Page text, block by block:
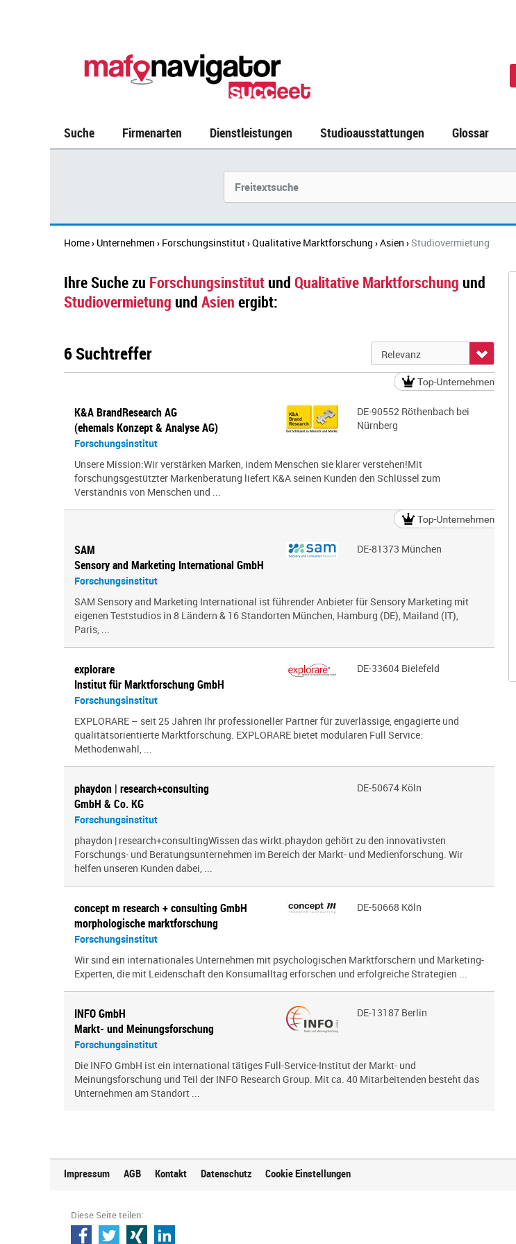
Suche Firmenarten Dienstleistungen Studioausstattungen Glossar
Home› Unternehmen › Forschungsinstitut›Qualitative Marktforschung ›Asien ›Studiovermietung
Ihre Suche zu Forschungsinstitutund Qualitative Marktforschung und
Studiovermietung und Asien ergibt:
6 Suchtreffer
K&A BrandResearch AG
(ehemals Konzept & Analyse AG)
Forschungsinstitut
DE-90552 Röthenbach bei
Nürnberg
Unsere Mission:Wir verstärken Marken, indem Menschen sie klarer verstehen!Mit
forschungsgestützter Markenberatung liefert K&A seinen Kunden den Schlüssel zum
Verständnis von Menschen und ...
SAM
Sensory and Marketing International GmbH
Forschungsinstitut
DE-81373 München
SAM Sensory and Marketing International ist führender Anbieter für Sensory Marketing mit
eigenen Teststudios in 8 Ländern & 16 Standorten München, Hamburg (DE), Mailand (IT),
Paris, ...
explorare
Institut für Marktforschung GmbH
Forschungsinstitut
DE-33604 Bielefeld
EXPLORARE – seit 25 Jahren Ihr professioneller Partner für zuverlässige, engagierte und
qualitätsorientierte Marktforschung. EXPLORARE bietet modularen Full Service:
Methodenwahl, ...
phaydon | research+consulting
GmbH & Co. KG
Forschungsinstitut
DE-50674 Köln
phaydon | research+consultingWissen das wirkt.phaydon gehört zu den innovativsten
Forschungs- und Beratungsunternehmen im Bereich der Markt- und Medien­for­schung. Wir
helfen unseren Kunden dabei, ...
concept m research + consulting GmbH
morphologische marktforschung
Forschungsinstitut
DE-50668 Köln
Wir sind ein inter­na­tio­nales Unternehmen mit psy­cho­lo­gi­schen Marktforschern und Marketing-
Experten, die mit Leidenschaft den Konsumalltag erfor­schen und erfolg­reiche Strategien ...
INFO GmbH
Markt- und Meinungsforschung
Forschungsinstitut
DE-13187 Berlin
Die INFO GmbH ist ein international tätiges Full-Service-Institut der Markt- und
Meinungsforschung und Teil der INFO Research Group. Mit ca. 40 Mitarbeitenden besteht das
Unternehmen am Standort ...
Impressum AGB Kontakt Datenschutz Cookie Einstellungen
Diese Seite teilen: